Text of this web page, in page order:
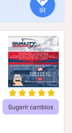
Sugerir cambios